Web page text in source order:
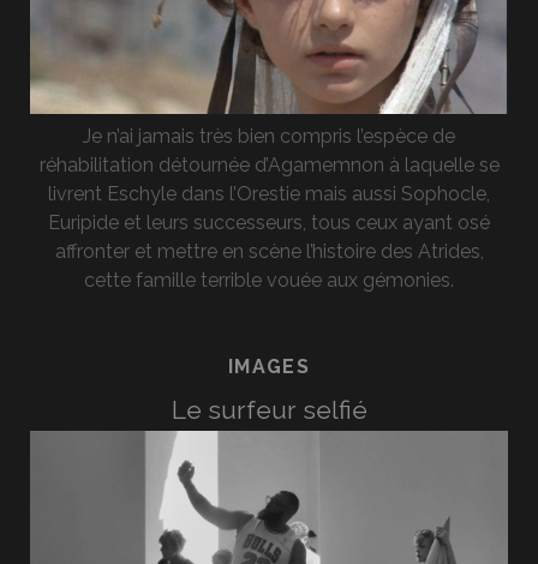
Je n’ai jamais très bien compris l’espèce de
réhabilitation détournée d’Agamemnon à laquelle se
livrent Eschyle dans l’Orestie mais aussi Sophocle,
Euripide et leurs successeurs, tous ceux ayant osé
affronter et mettre en scène l’histoire des Atrides,
cette famille terrible vouée aux gémonies.
IMAGES
Le surfeur selfié